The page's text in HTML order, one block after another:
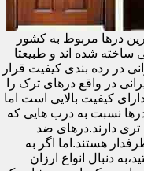
درها مربوط به کشور
ساخته شده اند و طبیعتا
در رده بندی کیفیت قرار
در واقع درهای ترک را
کیفیت بالایی است اما
نسبت به درب هایی که
دارند.درهای ضد
هستند.اما اگر به
دنبال انواع ارزان